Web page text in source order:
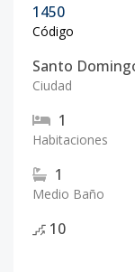
1450
Código
Santo
Ciudad
1
Habitaciones
1
Medio Baño
10